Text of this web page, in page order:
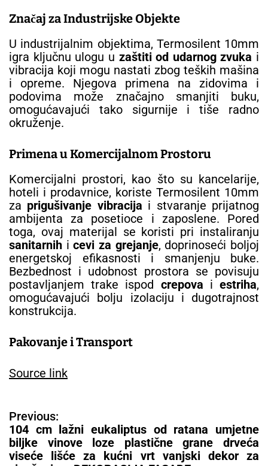
Značaj za Industrijske Objekte
U industrijalnim objektima, Termosilent 10mm
igra ključnu ulogu u zaštiti od udarnog zvuka i
vibracija koji mogu nastati zbog teških mašina
i opreme. Njegova primena na zidovima i
podovima može značajno smanjiti buku,
omogućavajući tako sigurnije i tiše radno
okruženje.
Primena u Komercijalnom Prostoru
Komercijalni prostori, kao što su kancelarije,
hoteli i prodavnice, koriste Termosilent 10mm
za prigušivanje vibracija i stvaranje prijatnog
ambijenta za posetioce i zaposlene. Pored
toga, ovaj materijal se koristi pri instaliranju
sanitarnih icevi za grejanje, doprinoseći boljoj
energetskoj efikasnosti i smanjenju buke.
Bezbednost i udobnost prostora se povisuju
postavljanjem trake ispod crepova iestriha,
omogućavajući bolju izolaciju i dugotrajnost
konstrukcija.
Pakovanje i Transport
Source link
N
a
v
i
Previous:
104 cm lažni eukaliptus od ratana umjetne
biljke vinove loze plastične grane drveća
viseće lišće za kućni vrt vanjski dekor za